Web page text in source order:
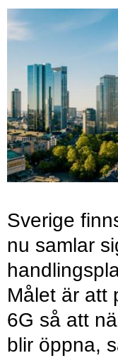
Sverige
nu samlar
Målet är att
6G så att
blir öppna,